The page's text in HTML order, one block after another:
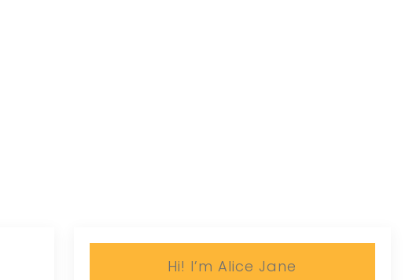
Hi! I’m Alice Jane